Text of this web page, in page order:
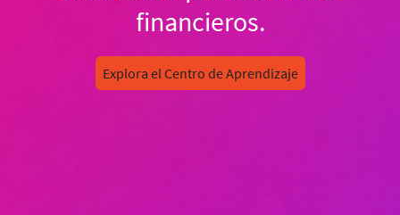
financieros.
Explora el Centro de Aprendizaje